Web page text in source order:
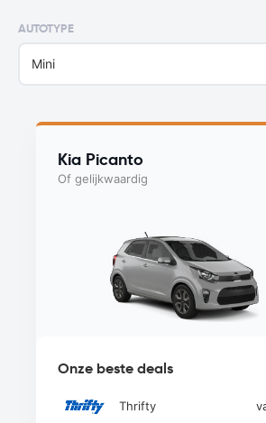
AUTOTYPE
Mini
Kia Picanto
Of gelijkwaardig
Onze beste deals
Thrifty